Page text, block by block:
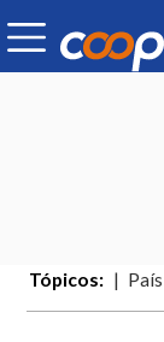
Tópicos: País